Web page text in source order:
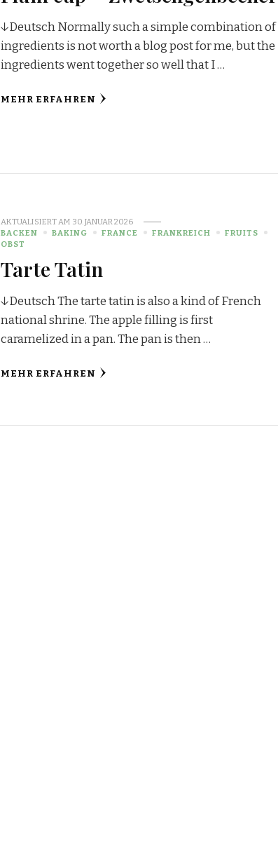
↓Deutsch Normally such a simple combination of
ingredients is not worth a blog post for me, but the
ingredients went together so well that I …
MEHR ERFAHREN
AKTUALISIERT AM 30. JANUAR 2026
BACKEN
BAKING FRANCE FRANKREICH
FRUITS
OBST
Tarte Tatin
↓Deutsch The tarte tatin is also a kind of French
national shrine. The apple filling is first
caramelized in a pan. The pan is then …
MEHR ERFAHREN